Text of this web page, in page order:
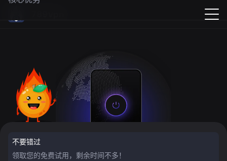
不要错过
领取您的免费试用，剩余时间不多！